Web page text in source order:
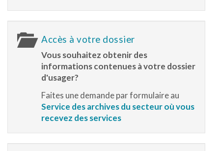
Accès à votre dossier
Vous souhaitez obtenir des
informations contenues à votre dossier
d'usager?
Faites une demande par formulaire au
Service des archives du secteur où vous
recevez des services